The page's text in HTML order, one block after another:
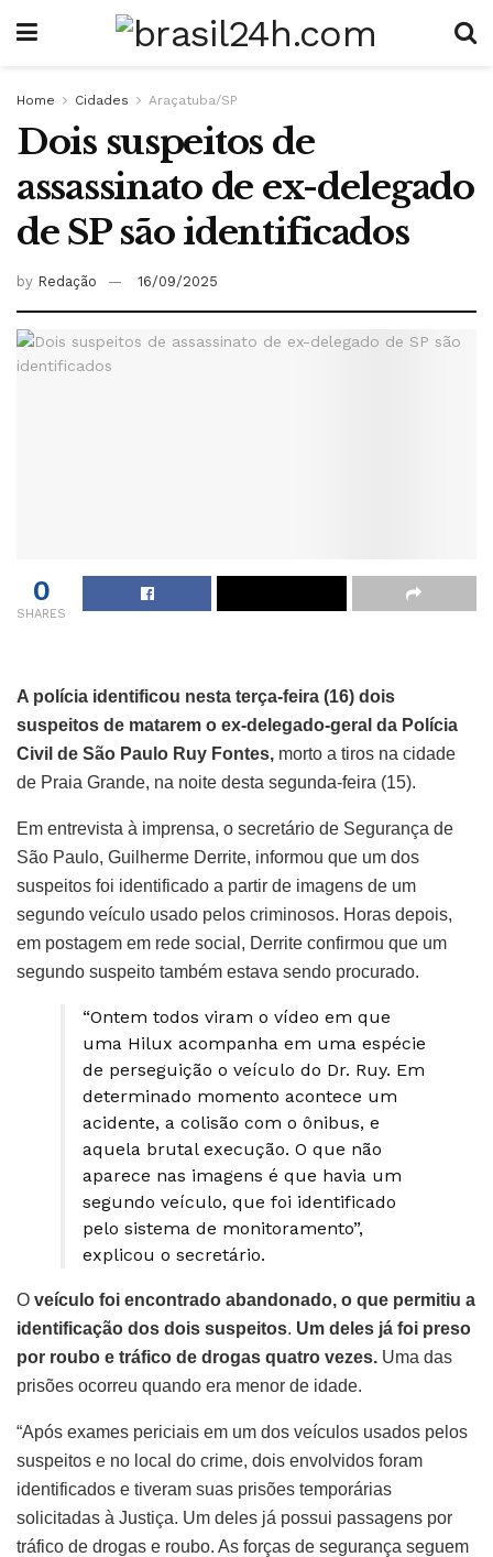
Home Cidades Araçatuba/SP
Dois suspeitos de
assassinato de ex-delegado
de SP são identificados
by Redação 16/09/2025
0
SHARES
A polícia identificou nesta terça-feira (16) dois
suspeitos de matarem o ex-delegado-geral da Polícia
Civil de São Paulo Ruy Fontes, morto a tiros na cidade
de Praia Grande, na noite desta segunda-feira (15).
Em entrevista à imprensa, o secretário de Segurança de
São Paulo, Guilherme Derrite, informou que um dos
suspeitos foi identificado a partir de imagens de um
segundo veículo usado pelos criminosos. Horas depois,
em postagem em rede social, Derrite confirmou que um
segundo suspeito também estava sendo procurado.
“Ontem todos viram o vídeo em que
uma Hilux acompanha em uma espécie
de perseguição o veículo do Dr. Ruy. Em
determinado momento acontece um
acidente, a colisão com o ônibus, e
aquela brutal execução. O que não
aparece nas imagens é que havia um
segundo veículo, que foi identificado
pelo sistema de monitoramento”,
explicou o secretário.
O veículo foi encontrado abandonado, o que permitiu a
identificação dos dois suspeitos. Um deles já foi preso
por roubo e tráfico de drogas quatro vezes. Uma das
prisões ocorreu quando era menor de idade.
“Após exames periciais em um dos veículos usados pelos
suspeitos e no local do crime, dois envolvidos foram
identificados e tiveram suas prisões temporárias
solicitadas à Justiça. Um deles já possui passagens por
tráfico de drogas e roubo. As forças de segurança seguem